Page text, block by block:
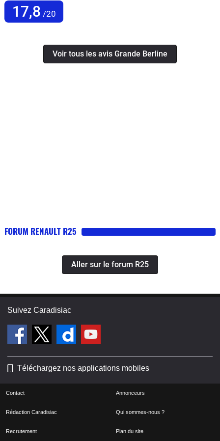
17,8 /20
Voir tous les avis Grande Berline
FORUM RENAULT R25
Aller sur le forum R25
Suivez Caradisiac
Téléchargez nos applications mobiles
Contact Annonceurs
Rédaction Caradisiac Qui sommes-nous ?
Recrutement Plan du site